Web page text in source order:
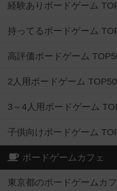
経験ありボードゲーム
持ってるボードゲーム
高評価ボードゲーム
2人用ボードゲーム TOP50
3～4人用ボードゲーム
子供向けボードゲーム
ボードゲームカフェ
東京都のボードゲームカ